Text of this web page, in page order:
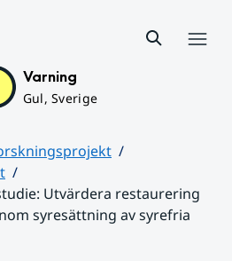
Varning
Gul, Sverige
Utvärdera restaurering
syresättning av syrefria